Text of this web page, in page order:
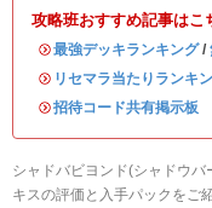
攻略班おすすめ記事はこ
・最強デッキランキング/
・ リセマラ当たりランキ
・招待コード共有掲示板
シャドバビヨンド(シャドウ
キスの評価と入手パックをご